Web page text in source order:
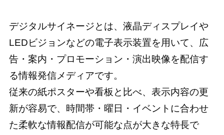
デジタルサイネージとは、液晶ディスプレイや
LEDビジョンなどの電子表示装置を用いて、広
告・案内・プロモーション・演出映像を配信す
る情報発信メディアです。
従来の紙ポスターや看板と比べ、表示内容の更
新が容易で、時間帯・曜日・イベントに合わせ
た柔軟な情報配信が可能な点が大きな特長で